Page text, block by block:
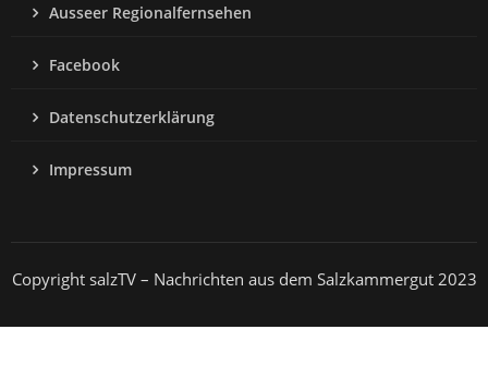
Ausseer Regionalfernsehen
Facebook
Datenschutzerklärung
Impressum
Copyright salzTV – Nachrichten aus dem Salzkammergut 2023